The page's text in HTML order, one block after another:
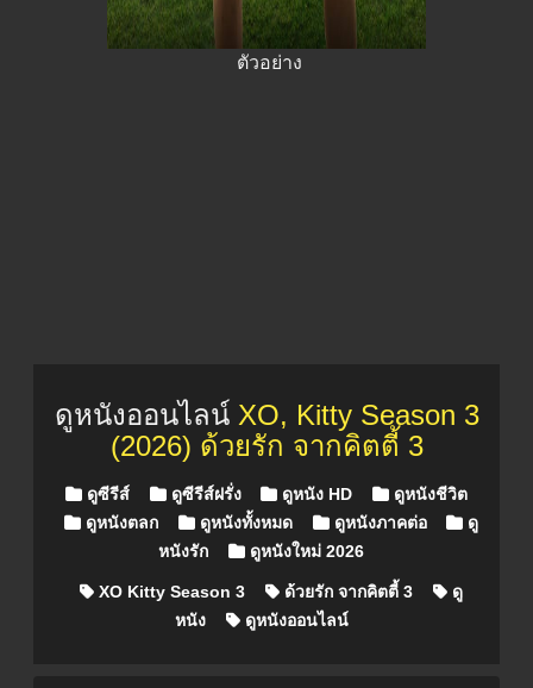
ตัวอย่าง
ดูหนังออนไลน์ XO, Kitty Season 3
(2026) ด้วยรัก จากคิตตี้ 3
Posted in
ดูซีรีส์ ดูซีรีส์ฝรั่ง ดูหนัง HD
ดูหนังชีวิต
ดูหนังตลก
ดูหนังทั้งหมด ดูหนังภาคต่อ
ดู
หนังรัก
ดูหนังใหม่ 2026
XO Kitty Season 3 ด้วยรัก จากคิตตี้ 3
ดู
หนัง
ดูหนังออนไลน์